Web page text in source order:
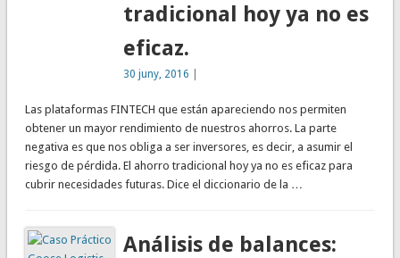
tradicional hoy ya no es
eficaz.
30 juny, 2016
Las plataformas FINTECH que están apareciendo nos permiten
obtener un mayor rendimiento de nuestros ahorros. La parte
negativa es que nos obliga a ser inversores, es decir, a asumir el
riesgo de pérdida. El ahorro tradicional hoy ya no es eficaz para
cubrir necesidades futuras. Dice el diccionario de la …
Análisis de balances: